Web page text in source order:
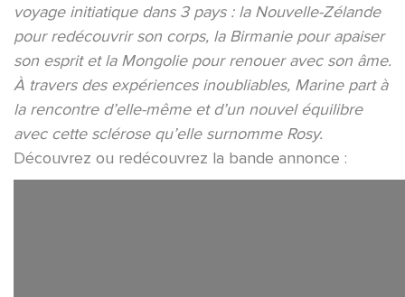
voyage initiatique dans 3 pays : la Nouvelle-Zélande
pour redécouvrir son corps, la Birmanie pour apaiser
son esprit et la Mongolie pour renouer avec son âme.
À travers des expériences inoubliables, Marine part à
la rencontre d’elle-même et d’un nouvel équilibre
avec cette sclérose qu’elle surnomme Rosy.
Découvrez ou redécouvrez la bande annonce :